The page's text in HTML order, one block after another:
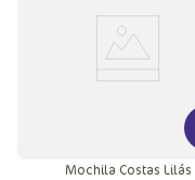
Mochila Costas Lilás